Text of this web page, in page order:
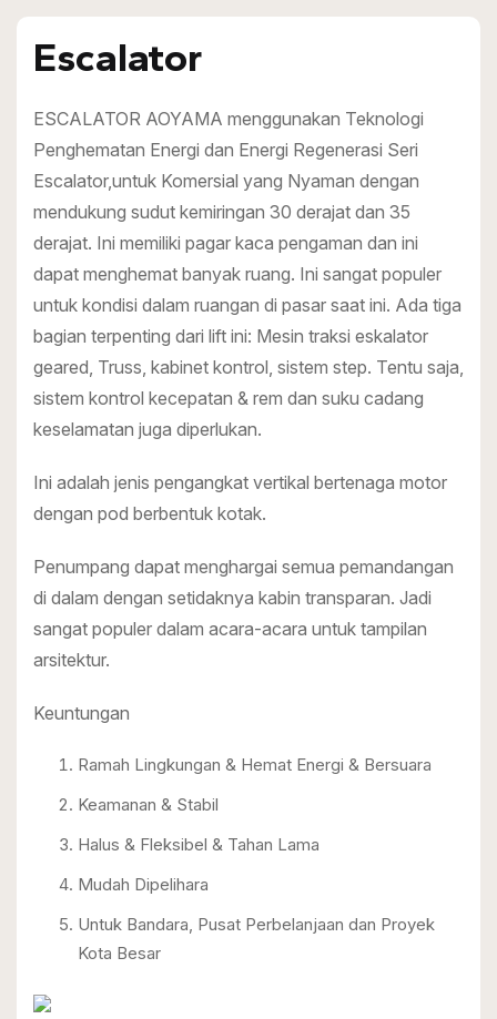
Escalator
ESCALATOR AOYAMA menggunakan Teknologi
Penghematan Energi dan Energi Regenerasi Seri
Escalator,untuk Komersial yang Nyaman dengan
mendukung sudut kemiringan 30 derajat dan 35
derajat. Ini memiliki pagar kaca pengaman dan ini
dapat menghemat banyak ruang. Ini sangat populer
untuk kondisi dalam ruangan di pasar saat ini. Ada tiga
bagian terpenting dari lift ini: Mesin traksi eskalator
geared, Truss, kabinet kontrol, sistem step. Tentu saja,
sistem kontrol kecepatan & rem dan suku cadang
keselamatan juga diperlukan.
Ini adalah jenis pengangkat vertikal bertenaga motor
dengan pod berbentuk kotak.
Penumpang dapat menghargai semua pemandangan
di dalam dengan setidaknya kabin transparan. Jadi
sangat populer dalam acara-acara untuk tampilan
arsitektur.
Keuntungan
Ramah Lingkungan & Hemat Energi & Bersuara
Keamanan & Stabil
Halus & Fleksibel & Tahan Lama
Mudah Dipelihara
Untuk Bandara, Pusat Perbelanjaan dan Proyek
Kota Besar